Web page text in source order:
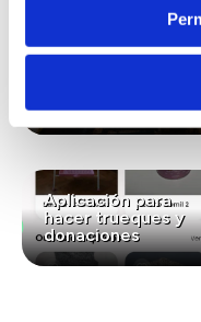
Lavanda ecológica
Aplicación para
hacer trueques y
donaciones